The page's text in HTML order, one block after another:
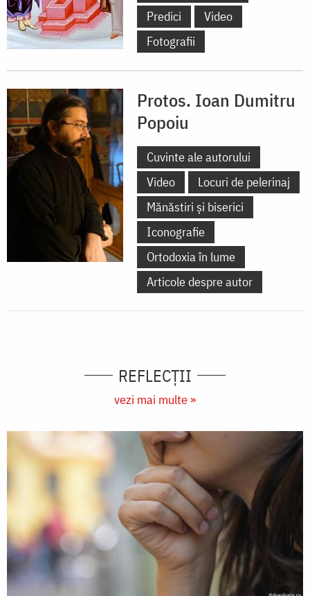
Predici
Video
Fotografii
Protos. Ioan Dumitru
Popoiu
Cuvinte ale autorului
Video
Locuri de pelerinaj
Mănăstiri și biserici
Iconografie
Ortodoxia în lume
Articole despre autor
REFLECȚII
vezi mai multe »